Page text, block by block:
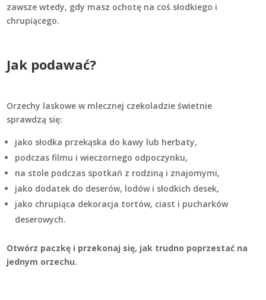
zawsze wtedy, gdy masz ochotę na coś słodkiego i
chrupiącego.
Jak podawać?
Orzechy laskowe w mlecznej czekoladzie świetnie
sprawdzą się:
jako słodka przekąska do kawy lub herbaty,
podczas filmu i wieczornego odpoczynku,
na stole podczas spotkań z rodziną i znajomymi,
jako dodatek do deserów, lodów i słodkich desek,
jako chrupiąca dekoracja tortów, ciast i pucharków
deserowych.
Otwórz paczkę i przekonaj się, jak trudno poprzestać na
jednym orzechu.